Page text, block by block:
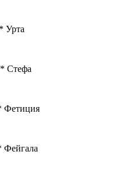
Урта
Стефа
Фетиция
Фейгала